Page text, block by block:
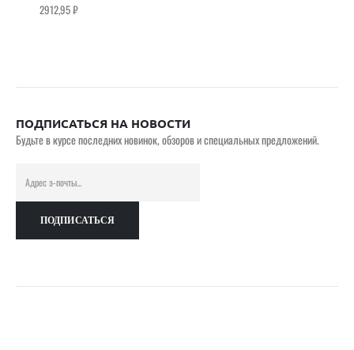
0out of 5
2912,95₽
ПОДПИСАТЬСЯ НА НОВОСТИ
Будьте в курсе последних новинок, обзоров и специальных предложений.